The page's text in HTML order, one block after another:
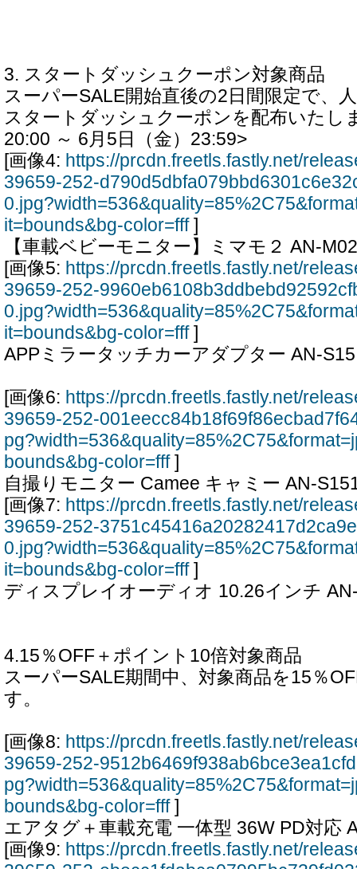
3. スタートダッシュクーポン対象商品
スーパーSALE開始直後の2日間限定で、
スタートダッシュクーポンを配布いたし
20:00 ～ 6月5日（金）23:59>
[画像4: https://prcdn.freetls.fastly.net/
39659-252-
it=bounds&bg-color=fff]
【車載ベビーモニター】ミマモ２ AN-
[画像5: https://prcdn.freetls.fastly.net/
39659-252-
it=bounds&bg-color=fff]
APPミラータッチカーアダプター AN-S15
[画像6: https://prcdn.freetls.fastly.net/
39659-252-
bounds&bg-color=fff]
自撮りモニター Camee キャミー AN-
[画像7: https://prcdn.freetls.fastly.net/
39659-252-
it=bounds&bg-color=fff]
ディスプレイオーディオ 10.26インチ
4.15％OFF＋ポイント10倍対象商品
スーパーSALE期間中、対象商品を15％
す。
[画像8: https://prcdn.freetls.fastly.net/
39659-252-
bounds&bg-color=fff]
エアタグ＋車載充電 一体型 36W PD対応
[画像9: https://prcdn.freetls.fastly.net/